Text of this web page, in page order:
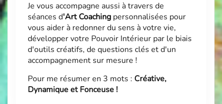
Je vous accompagne aussi à travers de
séances d'Art Coaching personnalisées pour
vous aider à redonner du sens à votre vie,
développer votre Pouvoir Intérieur par le biais
d'outils créatifs, de questions clés et d'un
accompagnement sur mesure !
Pour me résumer en 3 mots : Créative,
Dynamique et Fonceuse !